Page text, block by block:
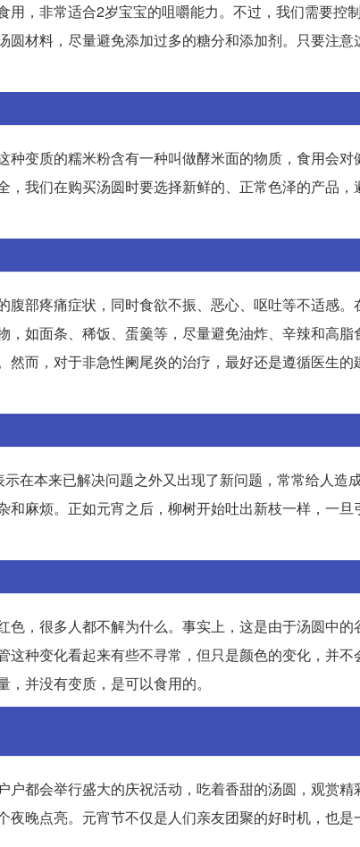
，非常适合2岁宝宝的咀嚼能力。不过，我们需要控
材料，尽量避免添加过多的糖分和添加剂。只要注意
变质的糯米粉含有一种叫做酵米面的物质，食用会对
我们在购买汤圆时要选择新鲜的、正常色泽的产品，
部疼痛症状，同时食欲不振、恶心、呕吐等不适感
如面条、稀饭、蛋羹等，尽量避免油炸、辛辣和高
而，对于非急性阑尾炎的治疗，最好还是遵循医生
在本来已解决问题之外又出现了新问题，常常给人造
麻烦。正如元宵之后，柳树开始吐出新枝一样，一旦
，很多人都不解为什么。事实上，这是由于汤圆中的
种变化看起来有些不寻常，但只是颜色的变化，并不
并没有变质，是可以食用的。
都会举行盛大的庆祝活动，吃着香甜的汤圆，观赏
晚点亮。元宵节不仅是人们亲友团聚的好时机，也